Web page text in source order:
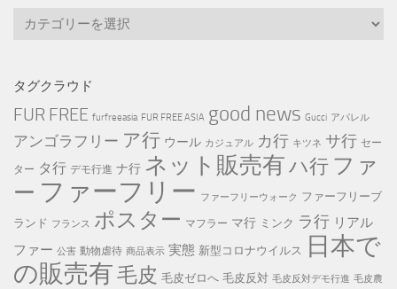
カ
リ
ー
タグクラウド
FUR FREE furfreeasia FUR FREE ASIA good news Gucci アパレル
アンゴラフリー ア行 ウール カジュアル カ行 キツネ サ行 セー
ター タ行 デモ行進 ナ行 ネット販売有ハ行 ファ
ー ファーフリー ファーフリーウォーク ファーフリーブ
ランド フランス ポスター マフラー マ行 ミンク ラ行 リアル
ファー 公害 動物虐待 商品表示 実態 新型コロナウイルス
日本で
の販売有毛皮 毛皮ゼロへ 毛皮反対 毛皮反対デモ行進 毛皮農